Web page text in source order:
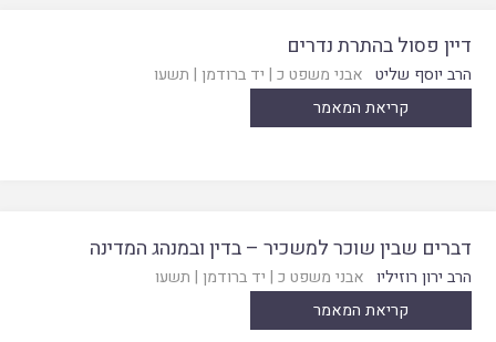
דיין פסול בהתרת נדרים
הרב יוסף שליט אבני משפט כ | יד ברודמן | תשעו
קריאת המאמר
דברים שבין שוכר למשכיר – בדין ובמנהג המדינה
הרב ירון רוזיליו אבני משפט כ | יד ברודמן | תשעו
קריאת המאמר